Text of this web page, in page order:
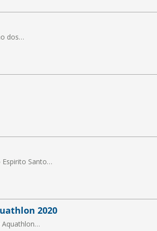
dos…
Espirito Santo…
2020
Aquathlon…